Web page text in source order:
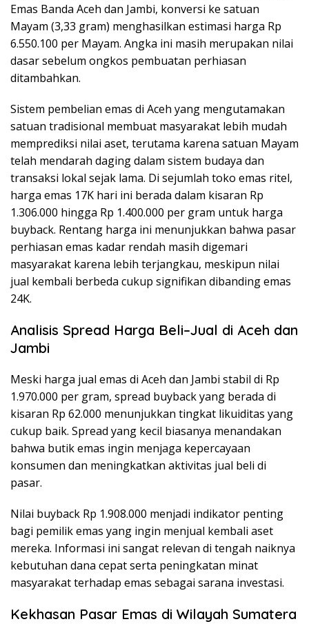
Emas Banda Aceh dan Jambi, konversi ke satuan
Mayam (3,33 gram) menghasilkan estimasi harga Rp
6.550.100 per Mayam. Angka ini masih merupakan nilai
dasar sebelum ongkos pembuatan perhiasan
ditambahkan.
Sistem pembelian emas di Aceh yang mengutamakan
satuan tradisional membuat masyarakat lebih mudah
memprediksi nilai aset, terutama karena satuan Mayam
telah mendarah daging dalam sistem budaya dan
transaksi lokal sejak lama. Di sejumlah toko emas ritel,
harga emas 17K hari ini berada dalam kisaran Rp
1.306.000 hingga Rp 1.400.000 per gram untuk harga
buyback. Rentang harga ini menunjukkan bahwa pasar
perhiasan emas kadar rendah masih digemari
masyarakat karena lebih terjangkau, meskipun nilai
jual kembali berbeda cukup signifikan dibanding emas
24K.
Analisis Spread Harga Beli–Jual di Aceh dan
Jambi
Meski harga jual emas di Aceh dan Jambi stabil di Rp
1.970.000 per gram, spread buyback yang berada di
kisaran Rp 62.000 menunjukkan tingkat likuiditas yang
cukup baik. Spread yang kecil biasanya menandakan
bahwa butik emas ingin menjaga kepercayaan
konsumen dan meningkatkan aktivitas jual beli di
pasar.
Nilai buyback Rp 1.908.000 menjadi indikator penting
bagi pemilik emas yang ingin menjual kembali aset
mereka. Informasi ini sangat relevan di tengah naiknya
kebutuhan dana cepat serta peningkatan minat
masyarakat terhadap emas sebagai sarana investasi.
Kekhasan Pasar Emas di Wilayah Sumatera